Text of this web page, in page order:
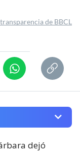
de BBCL
dejó